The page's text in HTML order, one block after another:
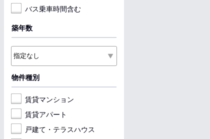
バス乗車時間含む
築年数
物件種別
賃貸マンション
賃貸アパート
戸建て・テラスハウス